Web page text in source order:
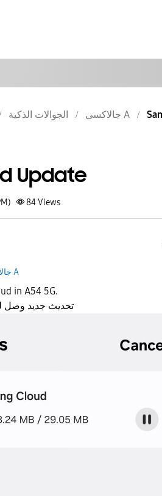
الجوالات الذكية جالاكسى A
Update
84Views
جالاكسى A
in A54 5G.